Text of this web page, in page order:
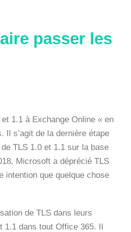
passer les
1.1 à Exchange Online « en
s’agit de la dernière étape
TLS 1.0 et 1.1 sur la base
Microsoft a déprécié TLS
intention que quelque chose
de TLS dans leurs
1.1 dans tout Office 365. Il